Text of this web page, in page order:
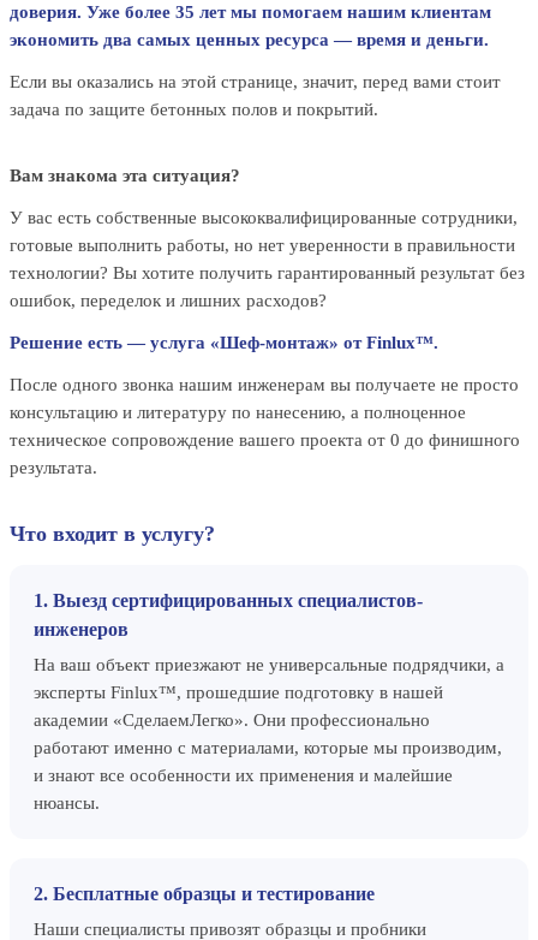
доверия. Уже более 35 лет мы помогаем нашим клиентам
экономить два самых ценных ресурса — время и деньги.
Если вы оказались на этой странице, значит, перед вами стоит
задача по защите бетонных полов и покрытий.
Вам знакома эта ситуация?
У вас есть собственные высококвалифицированные сотрудники,
готовые выполнить работы, но нет уверенности в правильности
технологии? Вы хотите получить гарантированный результат без
ошибок, переделок и лишних расходов?
Решение есть — услуга «Шеф-монтаж» от Finlux™.
После одного звонка нашим инженерам вы получаете не просто
консультацию и литературу по нанесению, а полноценное
техническое сопровождение вашего проекта от 0 до финишного
результата.
Что входит в услугу?
1. Выезд сертифицированных специалистов-
инженеров
На ваш объект приезжают не универсальные подрядчики, а
эксперты Finlux™, прошедшие подготовку в нашей
академии «СделаемЛегко». Они профессионально
работают именно с материалами, которые мы производим,
и знают все особенности их применения и малейшие
нюансы.
2. Бесплатные образцы и тестирование
Наши специалисты привозят образцы и пробники